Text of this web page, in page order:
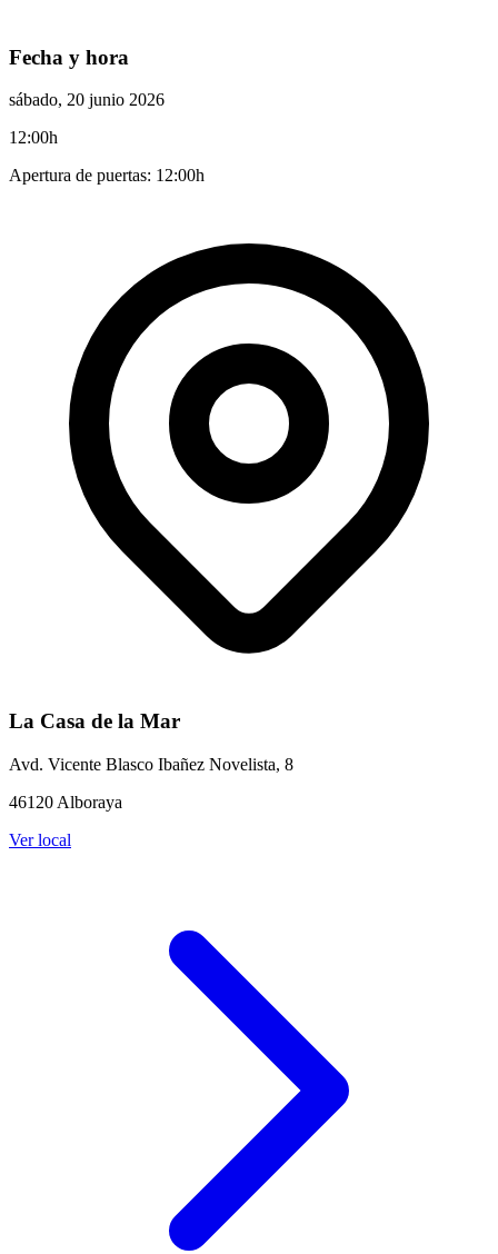
Fecha y hora
sábado, 20 junio 2026
12:00h
Apertura de puertas: 12:00h
La Casa de la Mar
Avd. Vicente Blasco Ibañez Novelista, 8
46120 Alboraya
Ver local